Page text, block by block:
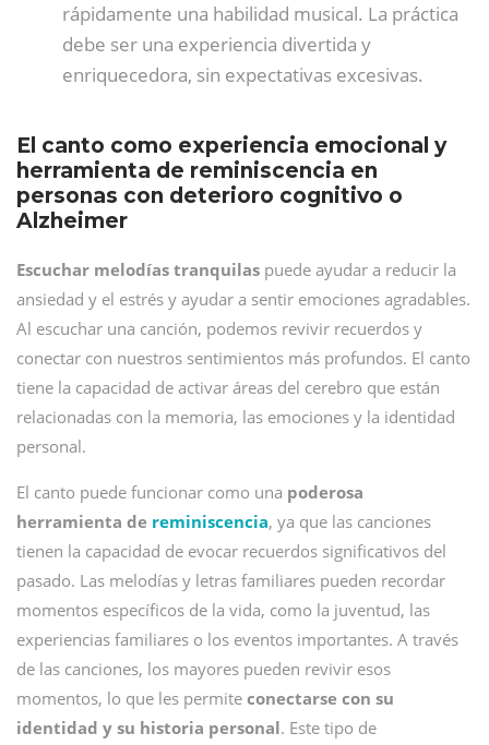
rápidamente una habilidad musical. La práctica
debe ser una experiencia divertida y
enriquecedora, sin expectativas excesivas.
El canto como experiencia emocional y
herramienta de reminiscencia en
personas con deterioro cognitivo o
Alzheimer
Escuchar melodías tranquilas puede ayudar a reducir la
ansiedad y el estrés y ayudar a sentir emociones agradables.
Al escuchar una canción, podemos revivir recuerdos y
conectar con nuestros sentimientos más profundos. El canto
tiene la capacidad de activar áreas del cerebro que están
relacionadas con la memoria, las emociones y la identidad
personal.
El canto puede funcionar como una poderosa
herramienta de reminiscencia, ya que las canciones
tienen la capacidad de evocar recuerdos significativos del
pasado. Las melodías y letras familiares pueden recordar
momentos específicos de la vida, como la juventud, las
experiencias familiares o los eventos importantes. A través
de las canciones, los mayores pueden revivir esos
momentos, lo que les permite conectarse con su
identidad y su historia personal. Este tipo de